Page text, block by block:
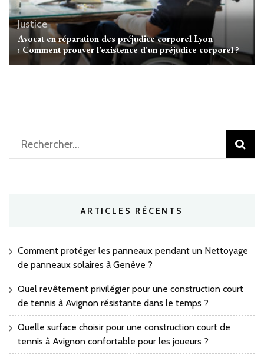
Justice
Avocat en réparation des préjudice corporel Lyon
: Comment prouver l’existence d’un préjudice corporel ?
Rechercher :
ARTICLES RÉCENTS
Comment protéger les panneaux pendant un Nettoyage
de panneaux solaires à Genève ?
Quel revêtement privilégier pour une construction court
de tennis à Avignon résistante dans le temps ?
Quelle surface choisir pour une construction court de
tennis à Avignon confortable pour les joueurs ?